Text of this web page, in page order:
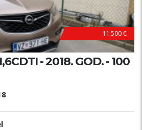
11.500 €
- 2018. GOD. - 100